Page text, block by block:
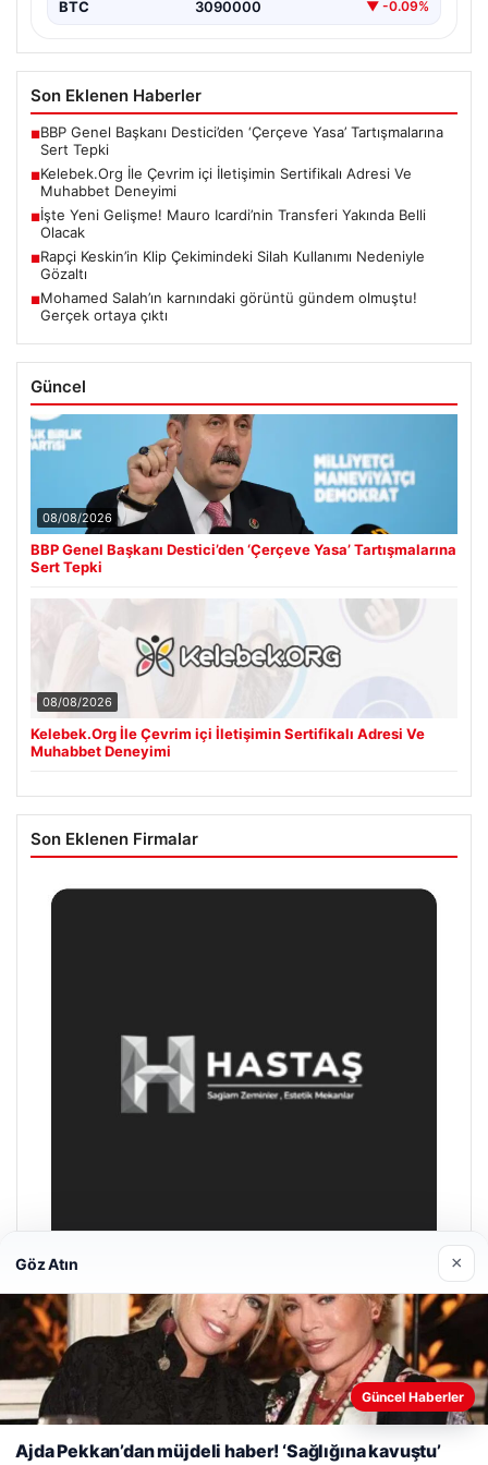
BTC 3090000 ▼ -0.09%
Son Eklenen Haberler
■BBP Genel Başkanı Destici’den ‘Çerçeve Yasa’ Tartışmalarına
Sert Tepki
■Kelebek.Org İle Çevrim içi İletişimin Sertifikalı Adresi Ve
Muhabbet Deneyimi
■İşte Yeni Gelişme! Mauro Icardi’nin Transferi Yakında Belli
Olacak
■Rapçi Keskin’in Klip Çekimindeki Silah Kullanımı Nedeniyle
Gözaltı
■Mohamed Salah’ın karnındaki görüntü gündem olmuştu!
Gerçek ortaya çıktı
Güncel
08/08/2026
BBP Genel Başkanı Destici’den ‘Çerçeve Yasa’ Tartışmalarına
Sert Tepki
08/08/2026
Kelebek.Org İle Çevrim içi İletişimin Sertifikalı Adresi Ve
Muhabbet Deneyimi
Son Eklenen Firmalar
Hastaş Beton
26/05/2026
Web sitemizi nasıl kullandığınızı daha iyi anlayabilmek,
deneyiminizi kişiselleştirmek ve geliştirmek amacıyla çerezler
kullanıyoruz.
Çerez Politikamız
Reddet Kabul Et
Göz Atın ×
Güncel Haberler
Ajda Pekkan’dan müjdeli haber! ‘Sağlığına kavuştu’